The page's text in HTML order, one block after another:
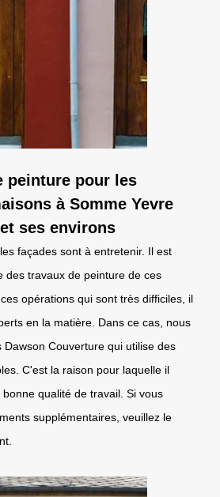
peinture pour les
à Somme Yevre
ses environs
façades sont à entretenir. Il est
des travaux de peinture de ces
opérations qui sont très difficiles, il
en la matière. Dans ce cas, nous
Dawson Couverture qui utilise des
C'est la raison pour laquelle il
qualité de travail. Si vous
supplémentaires, veuillez le